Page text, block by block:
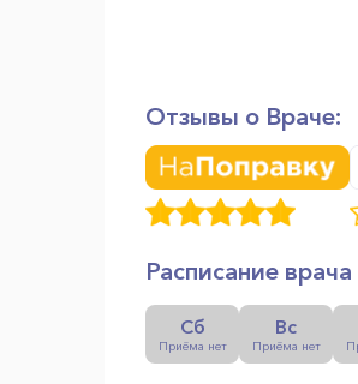
Отзывы о Враче:
Расписание
Сб
Приёма нет
Вс
Приёма нет